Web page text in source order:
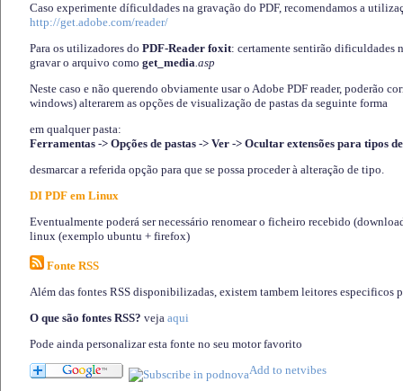
Caso experimente díficuldades na gravação do PDF, recomendamos a
http://get.adobe.com/reader/
Para os utilizadores do PDF-Reader foxit: certamente sentirão dificuldades
gravar o arquivo como get_media.asp
Neste caso e não querendo obviamente usar o Adobe PDF reader, poderão
windows) alterarem as opções de visualização de pastas da seguinte forma
em qualquer pasta:
Ferramentas -> Opções de pastas -> Ver -> Ocultar extensões para tipos
desmarcar a referida opção para que se possa proceder à alteração de tipo.
DI PDF em Linux
Eventualmente poderá ser necessário renomear o ficheiro recebido
linux (exemplo ubuntu + firefox)
Fonte RSS
Além das fontes RSS disponibilizadas, existem tambem leitores especificos
O que são fontes RSS? veja aqui
Pode ainda personalizar esta fonte no seu motor favorito